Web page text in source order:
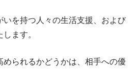
を持つ人々の生活支援、および
ます。
られるかどうかは、相手への優